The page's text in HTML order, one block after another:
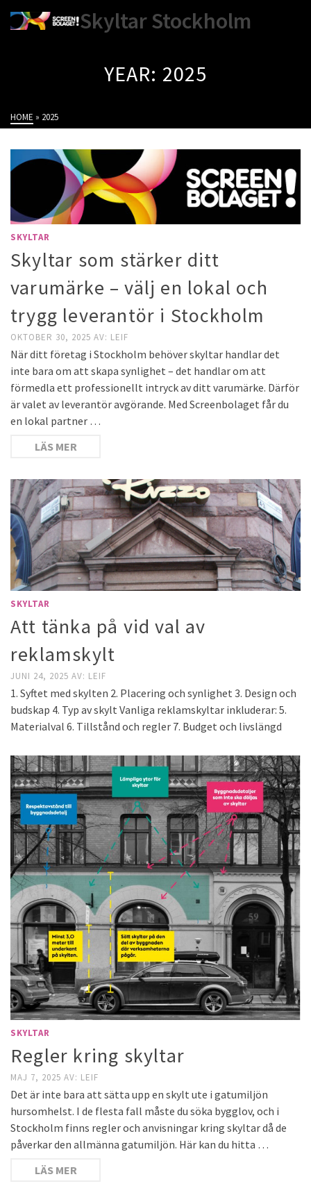
Skyltar Stockholm
YEAR: 2025
HOME » 2025
SKYLTAR
Skyltar som stärker ditt
varumärke – välj en lokal och
trygg leverantör i Stockholm
OKTOBER 30, 2025 AV: LEIF
När ditt företag i Stockholm behöver skyltar handlar det
inte bara om att skapa synlighet – det handlar om att
förmedla ett professionellt intryck av ditt varumärke. Därför
är valet av leverantör avgörande. Med Screenbolaget får du
en lokal partner …
LÄS MER
SKYLTAR
Att tänka på vid val av
reklamskylt
JUNI 24, 2025 AV: LEIF
1. Syftet med skylten 2. Placering och synlighet 3. Design och
budskap 4. Typ av skylt Vanliga reklamskyltar inkluderar: 5.
Materialval 6. Tillstånd och regler 7. Budget och livslängd
SKYLTAR
Regler kring skyltar
MAJ 7, 2025 AV: LEIF
Det är inte bara att sätta upp en skylt ute i gatumiljön
hursomhelst. I de flesta fall måste du söka bygglov, och i
Stockholm finns regler och anvisningar kring skyltar då de
påverkar den allmänna gatumiljön. Här kan du hitta …
LÄS MER